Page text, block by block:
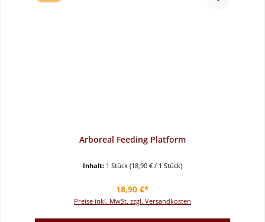
Arboreal Feeding Platform
Inhalt: 1 Stück (18,90 € / 1 Stück)
Regulärer Preis:
18,90 €*
Preise inkl. MwSt. zzgl. Versandkosten